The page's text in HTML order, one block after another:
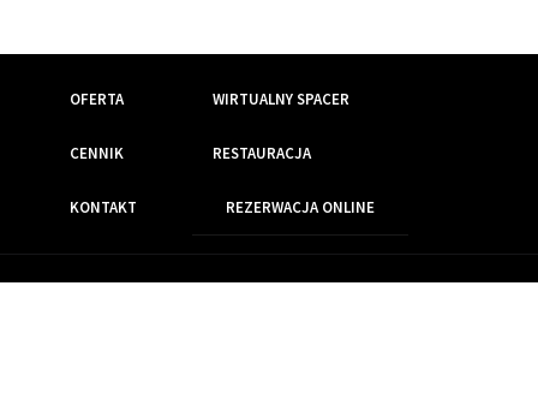
OFERTA WIRTUALNY SPACER
CENNIK RESTAURACJA
KONTAKT REZERWACJA ONLINE